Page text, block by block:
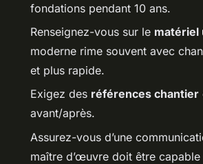
fondations pendant 10 ans.
Renseignez-vous sur le matériel
moderne rime souvent avec
et plus rapide.
Exigez des références chantier
avant/après.
Assurez-vous d’une
maître d’œuvre doit être